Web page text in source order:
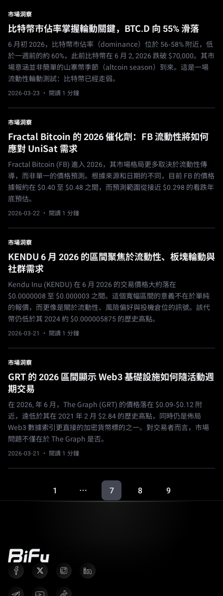
市場洞察
比特幣市佔率掌握輪動關鍵，BTC.D 向 55% 滑落
6 月初 2026，比特幣市佔率（dominance）位於 56-58% 附近，低
於一週前的約 60%，此前比特幣在 6 月 2, 2026 跌破 $70,000。其市
場意涵並非簡單的山寨幣季節（altcoin season）到來。這是一場
流動性輪動測試：比特幣已經走弱。
2026-03-23 · 閱讀 1 分鐘
市場洞察
Fractal Bitcoin 的 2026 催化劑：FB 流動性將如何
應對 UniSat 需求
Fractal Bitcoin (FB) 進入 2026，其市場格局更多取決於流動性傳
導，而非單一的價格預測。根據來源和日期的不同，目前 FB 的價格
據報約在 $0.40 至 $0.48 之間，而預測範圍從接近 $0.298 的看跌年
底預估。
2026-03-22 · 閱讀 1 分鐘
市場洞察
KENDU 6 月 2026 的區間聚焦於流動性、板塊輪動與
社群需求
Kendu Inu (KENDU) 在 6 月 2026 的交易價格大約落在
$0.0000008 至 $0.000003 之間。這個寬幅區間的意義不在於單純
的報價，而更像是關於流動性、風險偏好與投機倉位的訊號。該代
幣仍低於其 2024 約 $0.000005875 的歷史高點。
2026-03-21 · 閱讀 1 分鐘
市場洞察
GRT 的 2026 區間顯示 Web3 基礎設施如何隨活動週
期交易
在 2026, 年 6 月，The Graph (GRT) 的價格落在 $0.09-$0.12 附
近，遠低於其在 2021 年 2 月 $2.84 的歷史高點，同時仍是佈局
Web3 數據索引更直接的加密貨幣標的之一。對交易者而言，市場
問題不僅在於 The Graph 是否。
2026-03-21 · 閱讀 1 分鐘
1 … 7 8 9